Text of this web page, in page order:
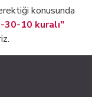
konusunda
30-10 kuralı"